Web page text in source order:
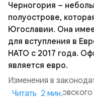
Черногория –
полуострове,
Югославии. Она
для вступления в
НАТО с 2017 года.
является евро.
Изменения в
открытии
Читать 2 мин.